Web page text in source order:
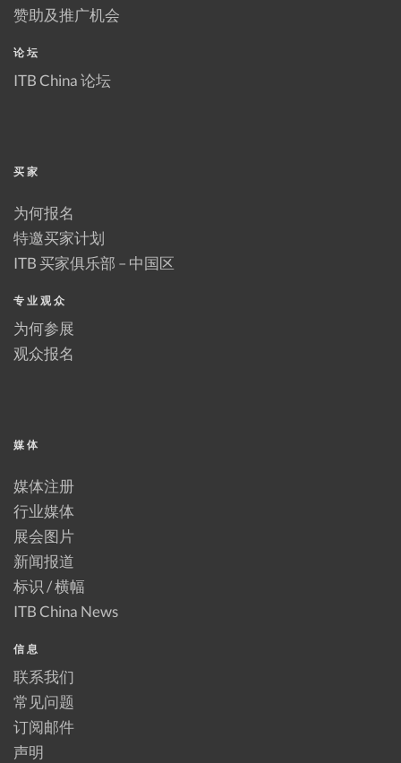
赞助及推广机会
论坛
ITB China 论坛
买家
为何报名
特邀买家计划
ITB 买家俱乐部 – 中国区
专业观众
为何参展
观众报名
媒体
媒体注册
行业媒体
展会图片
新闻报道
标识 / 横幅
ITB China News
信息
联系我们
常见问题
订阅邮件
声明